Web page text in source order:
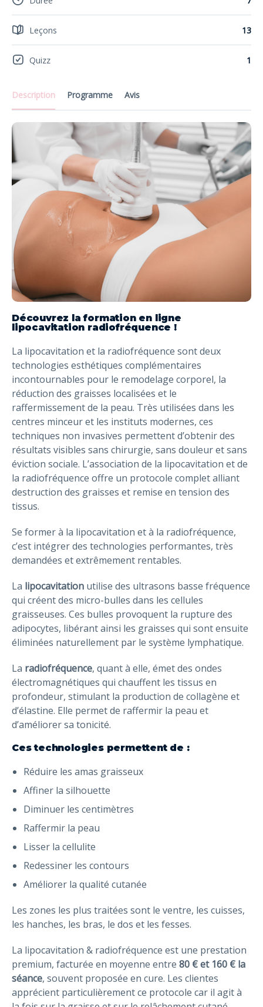
Description Programme Avis
Découvrez la formation en ligne
lipocavitation radiofréquence !
La lipocavitation et la radiofréquence sont deux
technologies esthétiques complémentaires
incontournables pour le remodelage corporel, la
réduction des graisses localisées et le
raffermissement de la peau. Très utilisées dans les
centres minceur et les instituts modernes, ces
techniques non invasives permettent d’obtenir des
résultats visibles sans chirurgie, sans douleur et sans
éviction sociale. L’association de la lipocavitation et de
la radiofréquence offre un protocole complet alliant
destruction des graisses et remise en tension des
tissus.
Se former à la lipocavitation et à la radiofréquence,
c’est intégrer des technologies performantes, très
demandées et extrêmement rentables.
La lipocavitation utilise des ultrasons basse fréquence
qui créent des micro-bulles dans les cellules
graisseuses. Ces bulles provoquent la rupture des
adipocytes, libérant ainsi les graisses qui sont ensuite
éliminées naturellement par le système lymphatique.
La radiofréquence, quant à elle, émet des ondes
électromagnétiques qui chauffent les tissus en
profondeur, stimulant la production de collagène et
d’élastine. Elle permet de raffermir la peau et
d’améliorer sa tonicité.
Ces technologies permettent de :
Réduire les amas graisseux
Affiner la silhouette
Diminuer les centimètres
Raffermir la peau
Lisser la cellulite
Redessiner les contours
Améliorer la qualité cutanée
Les zones les plus traitées sont le ventre, les cuisses,
les hanches, les bras, le dos et les fesses.
La lipocavitation & radiofréquence est une prestation
premium, facturée en moyenne entre 80 € et 160 € la
séance, souvent proposée en cure. Les clientes
apprécient particulièrement ce protocole car il agit à
Leçons 13
Quizz 1